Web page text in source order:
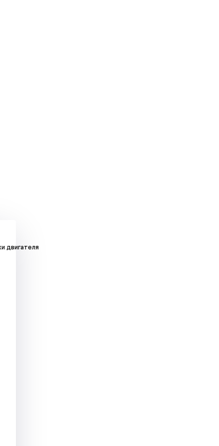
двигателя